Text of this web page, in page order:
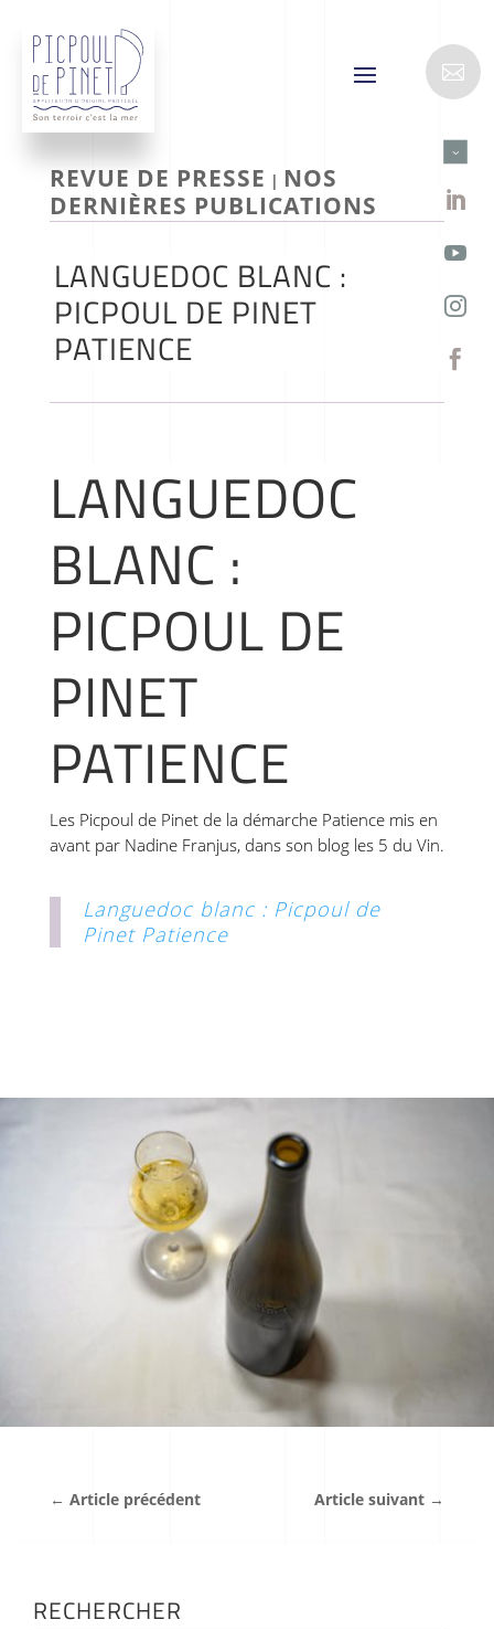

3




REVUE DE PRESSE | NOS
DERNIÈRES PUBLICATIONS
LANGUEDOC BLANC :
PICPOUL DE PINET
PATIENCE
LANGUEDOC
BLANC :
PICPOUL DE
PINET
PATIENCE
Les Picpoul de Pinet de la démarche Patience mis en
avant par Nadine Franjus, dans son blog les 5 du Vin.
Languedoc blanc : Picpoul de
Pinet Patience
← Article précédent Article suivant →
RECHERCHER